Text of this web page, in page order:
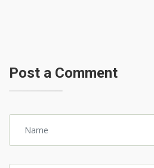
Post a Comment